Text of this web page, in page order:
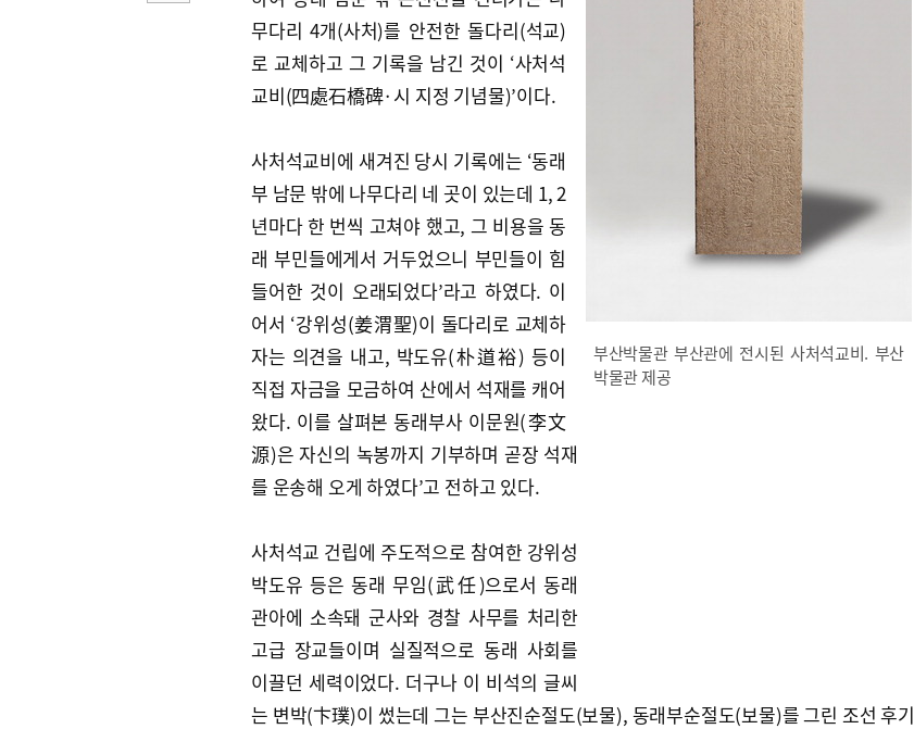
부산박물관 부산관에 전시된 사처석교비. 부산
박물관 제공
무다리 4개(사처)를 안전한 돌다리(석교)
로 교체하고 그 기록을 남긴 것이 ‘사처석
교비(四處石橋碑·시 지정 기념물)’이다.
사처석교비에 새겨진 당시 기록에는 ‘동래
부 남문 밖에 나무다리 네 곳이 있는데 1, 2
년마다 한 번씩 고쳐야 했고, 그 비용을 동
래 부민들에게서 거두었으니 부민들이 힘
들어한 것이 오래되었다’라고 하였다. 이
어서 ‘강위성(姜渭聖)이 돌다리로 교체하
자는 의견을 내고, 박도유(朴道裕) 등이
직접 자금을 모금하여 산에서 석재를 캐어
왔다. 이를 살펴본 동래부사 이문원(李文
源)은 자신의 녹봉까지 기부하며 곧장 석재
를 운송해 오게 하였다’고 전하고 있다.
사처석교 건립에 주도적으로 참여한 강위성
박도유 등은 동래 무임(武任)으로서 동래
관아에 소속돼 군사와 경찰 사무를 처리한
고급 장교들이며 실질적으로 동래 사회를
이끌던 세력이었다. 더구나 이 비석의 글씨
는 변박(卞璞)이 썼는데 그는 부산진순절도(보물), 동래부순절도(보물)를 그린 조선 후기